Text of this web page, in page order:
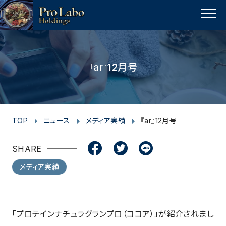
MENU
『ar』12月号
TOP ニュース メディア実績 『ar』12月号
SHARE
c
e
b
o
o
k
i
t
t
e
n
e
メディア実績
「プロテインナチュラグランプロ（ココア）」が紹介されまし
p
a
g
e
t
o
p
s
t
a
g
r
a
m
c
e
b
o
k
i
t
t
e
r
u
t
u
e